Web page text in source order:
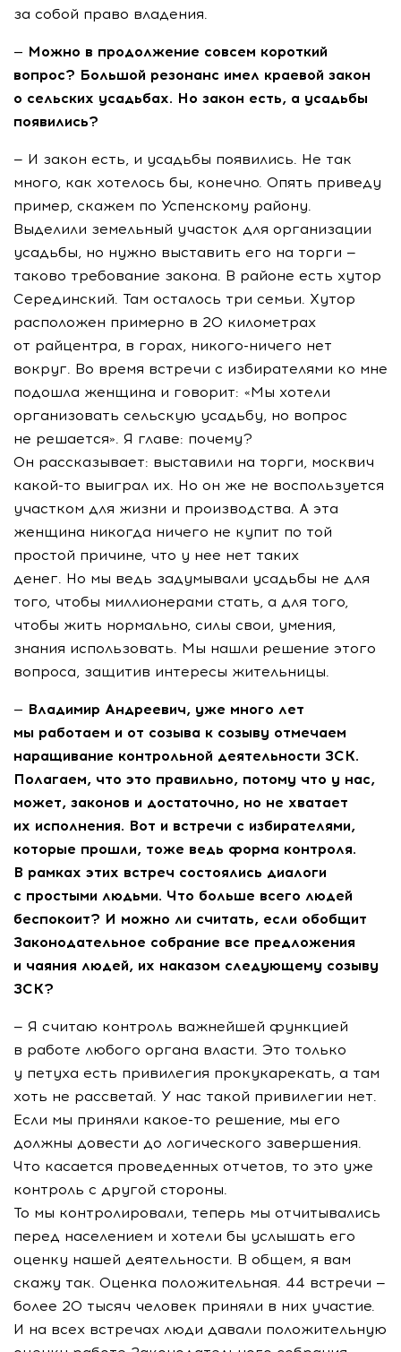
за собой право владения.
— Можно в продолжение совсем короткий
вопрос? Большой резонанс имел краевой закон
о сельских усадьбах. Но закон есть, а усадьбы
появились?
— И закон есть, и усадьбы появились. Не так
много, как хотелось бы, конечно. Опять приведу
пример, скажем по Успенскому району.
Выделили земельный участок для организации
усадьбы, но нужно выставить его на торги —
таково требование закона. В районе есть хутор
Серединский. Там осталось три семьи. Хутор
расположен примерно в 20 километрах
от райцентра, в горах, никого-ничего нет
вокруг. Во время встречи с избирателями ко мне
подошла женщина и говорит: «Мы хотели
организовать сельскую усадьбу, но вопрос
не решается». Я главе: почему?
Он рассказывает: выставили на торги, москвич
какой-то выиграл их. Но он же не воспользуется
участком для жизни и производства. А эта
женщина никогда ничего не купит по той
простой причине, что у нее нет таких
денег. Но мы ведь задумывали усадьбы не для
того, чтобы миллионерами стать, а для того,
чтобы жить нормально, силы свои, умения,
знания использовать. Мы нашли решение этого
вопроса, защитив интересы жительницы.
— Владимир Андреевич, уже много лет
мы работаем и от созыва к созыву отмечаем
наращивание контрольной деятельности ЗСК.
Полагаем, что это правильно, потому что у нас,
может, законов и достаточно, но не хватает
их исполнения. Вот и встречи с избирателями,
которые прошли, тоже ведь форма контроля.
В рамках этих встреч состоялись диалоги
с простыми людьми. Что больше всего людей
беспокоит? И можно ли считать, если обобщит
Законодательное собрание все предложения
и чаяния людей, их наказом следующему созыву
ЗСК?
— Я считаю контроль важнейшей функцией
в работе любого органа власти. Это только
у петуха есть привилегия прокукарекать, а там
хоть не рассветай. У нас такой привилегии нет.
Если мы приняли какое-то решение, мы его
должны довести до логического завершения.
Что касается проведенных отчетов, то это уже
контроль с другой стороны.
То мы контролировали, теперь мы отчитывались
перед населением и хотели бы услышать его
оценку нашей деятельности. В общем, я вам
скажу так. Оценка положительная. 44 встречи —
более 20 тысяч человек приняли в них участие.
И на всех встречах люди давали положительную